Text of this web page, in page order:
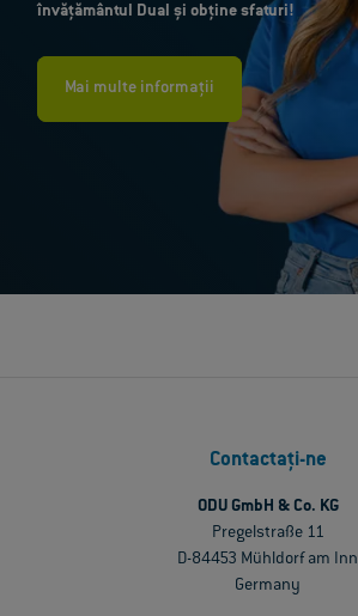
învățământul Dual și obține sfaturi!
Mai multe informații
Contactați-ne
ODU GmbH & Co. KG
Pregelstraße 11
D-84453 Mühldorf am Inn
Germany